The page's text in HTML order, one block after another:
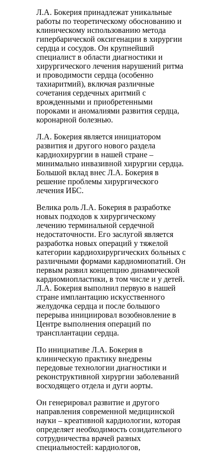
Л.А. Бокерия принадлежат уникальные
работы по теоретическому обоснованию и
клиническому использованию метода
гипербарической оксигенации в хирургии
сердца и сосудов. Он крупнейший
специалист в области диагностики и
хирургического лечения нарушений ритма
и проводимости сердца (особенно
тахиаритмий), включая различные
сочетания сердечных аритмий с
врожденными и приобретенными
пороками и аномалиями развития сердца,
коронарной болезнью.
Л.А. Бокерия является инициатором
развития и другого нового раздела
кардиохирургии в нашей стране –
минимально инвазивной хирургии сердца.
Большой вклад внес Л.А. Бокерия в
решение проблемы хирургического
лечения ИБС.
Велика роль Л.А. Бокерия в разработке
новых подходов к хирургическому
лечению терминальной сердечной
недостаточности. Его заслугой является
разработка новых операций у тяжелой
категории кардиохирургических больных с
различными формами кардиомиопатий. Он
первым развил концепцию динамической
кардиомиопластики, в том числе и у детей.
Л.А. Бокерия выполнил первую в нашей
стране имплантацию искусственного
желудочка сердца и после большого
перерыва инициировал возобновление в
Центре выполнения операций по
трансплантации сердца.
По инициативе Л.А. Бокерия в
клиническую практику внедрены
передовые технологии диагностики и
реконструктивной хирургии заболеваний
восходящего отдела и дуги аорты.
Он генерировал развитие и другого
направления современной медицинской
науки – креативной кардиологии, которая
определяет необходимость созидательного
сотрудничества врачей разных
специальностей: кардиологов,